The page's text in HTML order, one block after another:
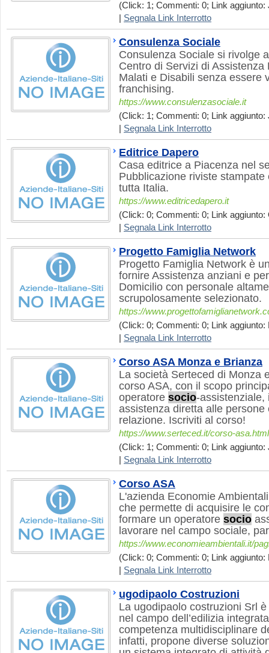
(Click: 1; Commenti: 0; Link aggiunto:
Segnala Link Interrotto
Consulenza Sociale
Consulenza Sociale si rivolge
Centro di Servizi di
Malati e Disabili senza essere
franchising.
https://www.consulenzasociale.it
(Click: 1; Commenti: 0; Link aggiunto:
Segnala Link Interrotto
Editrice Dapero
Casa editrice a Piacenza nel
Pubblicazione riviste
tutta Italia.
https://www.editricedapero.it
(Click: 0; Commenti: 0; Link aggiunto:
Segnala Link Interrotto
Progetto Famiglia Network
Progetto Famiglia Network è
fornire Assistenza anziani e
Domicilio con personale
scrupolosamente selezionato.
https://
(Click: 0; Commenti: 0; Link aggiunto:
Segnala Link Interrotto
Corso ASA Monza e Brianza
La società Serteced di Monza
corso ASA, con il scopo
operatore socio-assistenziale,
assistenza diretta alle
relazione. Iscriviti al corso!
https://www.serteced.it/corso-asa.html
(Click: 1; Commenti: 0; Link aggiunto:
Segnala Link Interrotto
Corso ASA
L'azienda Economie
che permette di acquisire le
formare un operatore socio
lavorare nel campo sociale,
https://www.economieambientali.it/
(Click: 0; Commenti: 0; Link aggiunto:
Segnala Link Interrotto
ugodipaolo Costruzioni
La ugodipaolo costruzioni Srl
nel campo dell’edilizia
competenza multidisciplinare
infatti, propone diverse